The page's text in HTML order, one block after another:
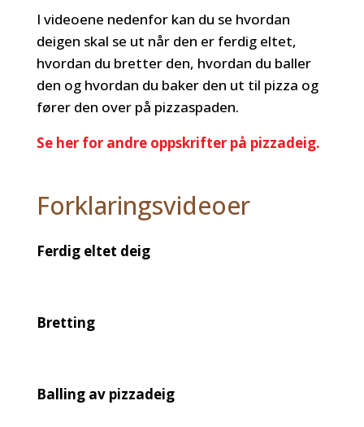
I videoene nedenfor kan du se hvordan
deigen skal se ut når den er ferdig eltet,
hvordan du bretter den, hvordan du baller
den og hvordan du baker den ut til pizza og
fører den over på pizzaspaden.
Se her for andre oppskrifter på pizzadeig.
Forklaringsvideoer
Ferdig eltet deig
Bretting
Balling av pizzadeig